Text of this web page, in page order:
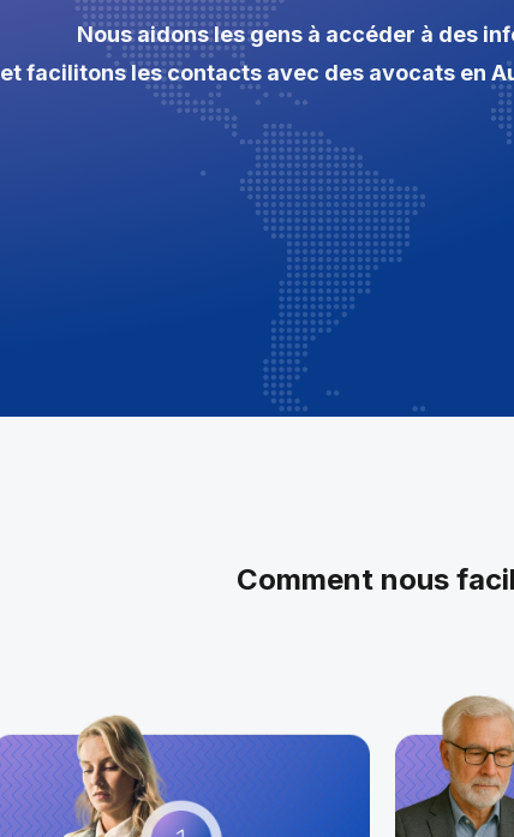
Nous aidons les gens à accéder à des
et facilitons les contacts avec des avocats en
Comment nous